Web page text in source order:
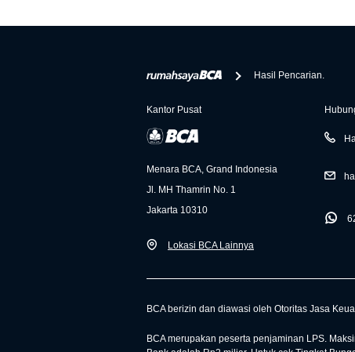
Hasil Pencarian.
Kantor Pusat
Menara BCA, Grand Indonesia
Jl. MH Thamrin No. 1
Jakarta 10310
Lokasi BCA Lainnya
BCA berizin dan diawasi oleh Otoritas Jasa
BCA merupakan peserta penjaminan LPS.